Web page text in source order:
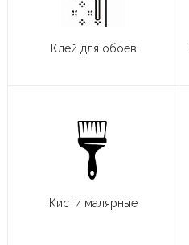
Клей для обоев
Кисти малярные